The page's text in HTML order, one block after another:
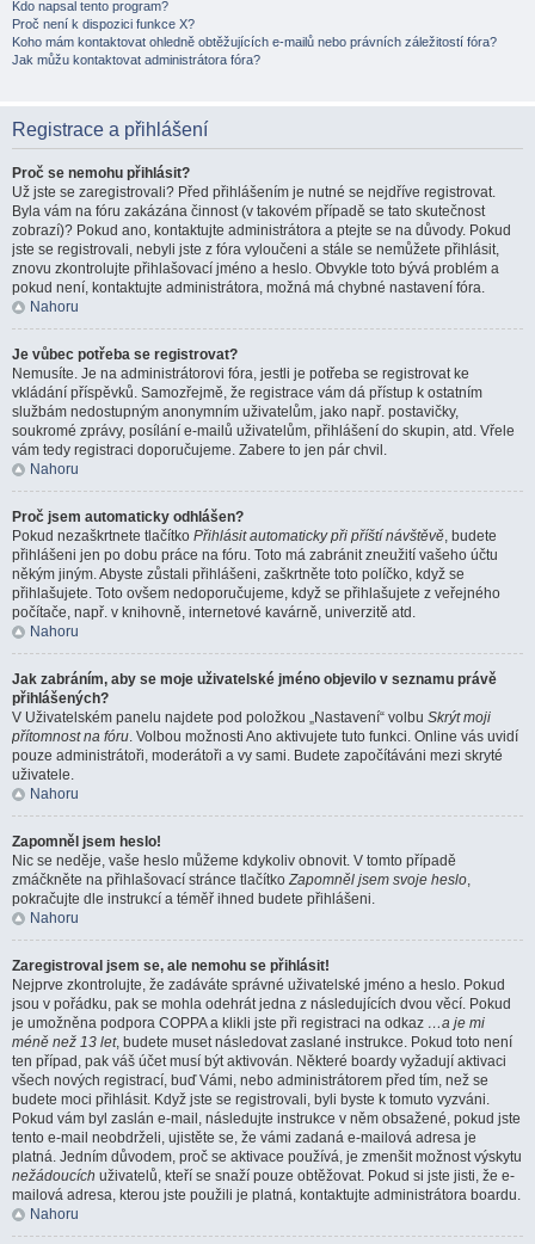
Kdo napsal tento program?
Proč není k dispozici funkce X?
Koho mám kontaktovat ohledně obtěžujících e-mailů nebo právních záležitostí fóra?
Jak můžu kontaktovat administrátora fóra?
Registrace a přihlášení
Proč se nemohu přihlásit?
Už jste se zaregistrovali? Před přihlášením je nutné se nejdříve registrovat.
Byla vám na fóru zakázána činnost (v takovém případě se tato skutečnost
zobrazí)? Pokud ano, kontaktujte administrátora a ptejte se na důvody. Pokud
jste se registrovali, nebyli jste z fóra vyloučeni a stále se nemůžete přihlásit,
znovu zkontrolujte přihlašovací jméno a heslo. Obvykle toto bývá problém a
pokud není, kontaktujte administrátora, možná má chybné nastavení fóra.
Nahoru
Je vůbec potřeba se registrovat?
Nemusíte. Je na administrátorovi fóra, jestli je potřeba se registrovat ke
vkládání příspěvků. Samozřejmě, že registrace vám dá přístup k ostatním
službám nedostupným anonymním uživatelům, jako např. postavičky,
soukromé zprávy, posílání e-mailů uživatelům, přihlášení do skupin, atd. Vřele
vám tedy registraci doporučujeme. Zabere to jen pár chvil.
Nahoru
Proč jsem automaticky odhlášen?
Pokud nezaškrtnete tlačítko Přihlásit automaticky při příští návštěvě, budete
přihlášeni jen po dobu práce na fóru. Toto má zabránit zneužití vašeho účtu
někým jiným. Abyste zůstali přihlášeni, zaškrtněte toto políčko, když se
přihlašujete. Toto ovšem nedoporučujeme, když se přihlašujete z veřejného
počítače, např. v knihovně, internetové kavárně, univerzitě atd.
Nahoru
Jak zabráním, aby se moje uživatelské jméno objevilo v seznamu právě
přihlášených?
V Uživatelském panelu najdete pod položkou „Nastavení“ volbu Skrýt moji
přítomnost na fóru. Volbou možnosti Ano aktivujete tuto funkci. Online vás uvidí
pouze administrátoři, moderátoři a vy sami. Budete započítáváni mezi skryté
uživatele.
Nahoru
Zapomněl jsem heslo!
Nic se neděje, vaše heslo můžeme kdykoliv obnovit. V tomto případě
zmáčkněte na přihlašovací stránce tlačítkoZapomněl jsem svoje heslo,
pokračujte dle instrukcí a téměř ihned budete přihlášeni.
Nahoru
Zaregistroval jsem se, ale nemohu se přihlásit!
Nejprve zkontrolujte, že zadáváte správné uživatelské jméno a heslo. Pokud
jsou v pořádku, pak se mohla odehrát jedna z následujících dvou věcí. Pokud
je umožněna podpora COPPA a klikli jste při registraci na odkaz …a je mi
méně než 13 let, budete muset následovat zaslané instrukce. Pokud toto není
ten případ, pak váš účet musí být aktivován. Některé boardy vyžadují aktivaci
všech nových registrací, buď Vámi, nebo administrátorem před tím, než se
budete moci přihlásit. Když jste se registrovali, byli byste k tomuto vyzváni.
Pokud vám byl zaslán e-mail, následujte instrukce v něm obsažené, pokud jste
tento e-mail neobdrželi, ujistěte se, že vámi zadaná e-mailová adresa je
platná. Jedním důvodem, proč se aktivace používá, je zmenšit možnost výskytu
nežádoucích uživatelů, kteří se snaží pouze obtěžovat. Pokud si jste jisti, že e-
mailová adresa, kterou jste použili je platná, kontaktujte administrátora boardu.
Nahoru